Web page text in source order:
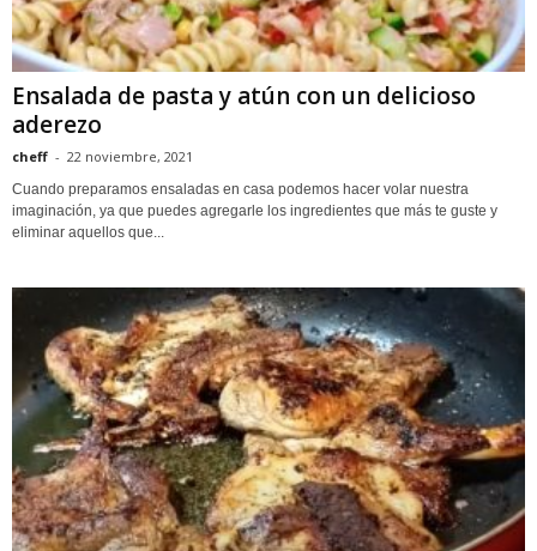
Ensalada de pasta y atún con un delicioso
aderezo
cheff - 22 noviembre, 2021
Cuando preparamos ensaladas en casa podemos hacer volar nuestra
imaginación, ya que puedes agregarle los ingredientes que más te guste y
eliminar aquellos que...